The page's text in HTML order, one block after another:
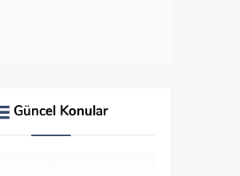
Güncel Konular